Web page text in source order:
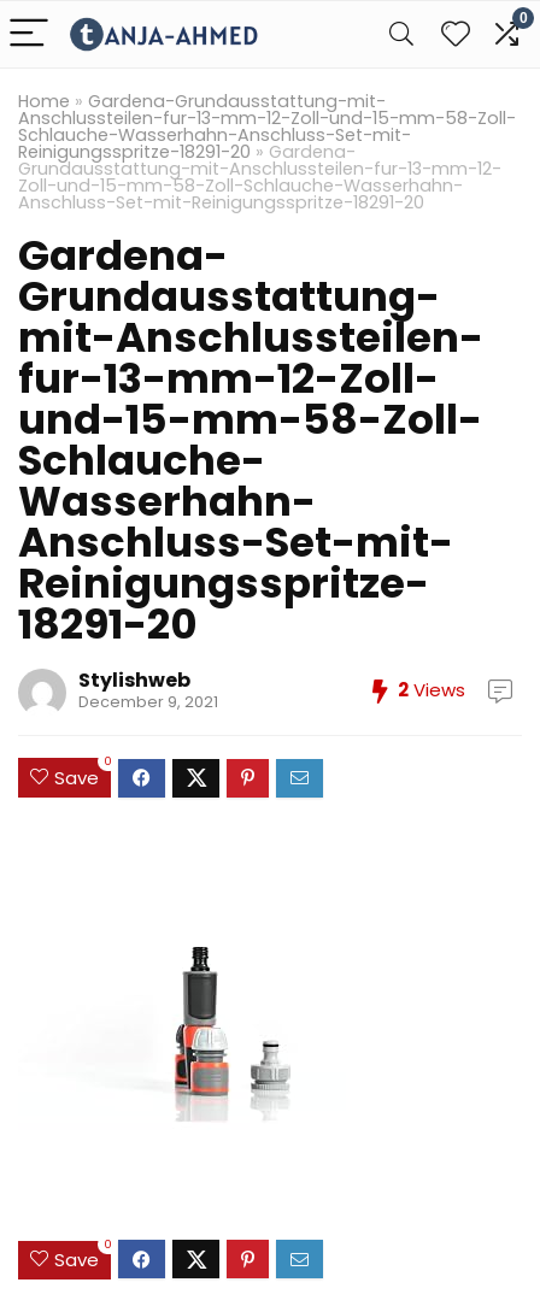
0
Home » Gardena-Grundausstattung-mit-
Anschlussteilen-fur-13-mm-12-Zoll-und-15-mm-58-Zoll-
Schlauche-Wasserhahn-Anschluss-Set-mit-
Reinigungsspritze-18291-20 » Gardena-
Grundausstattung-mit-Anschlussteilen-fur-13-mm-12-
Zoll-und-15-mm-58-Zoll-Schlauche-Wasserhahn-
Anschluss-Set-mit-Reinigungsspritze-18291-20
Gardena-
Grundausstattung-
mit-Anschlussteilen-
fur-13-mm-12-Zoll-
und-15-mm-58-Zoll-
Schlauche-
Wasserhahn-
Anschluss-Set-mit-
Reinigungsspritze-
18291-20
Stylishweb
December 9, 2021 2Views
Save
0
Save
0